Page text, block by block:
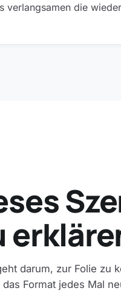
verlangsamen die
darum, zur Folie zu
Format jedes Mal